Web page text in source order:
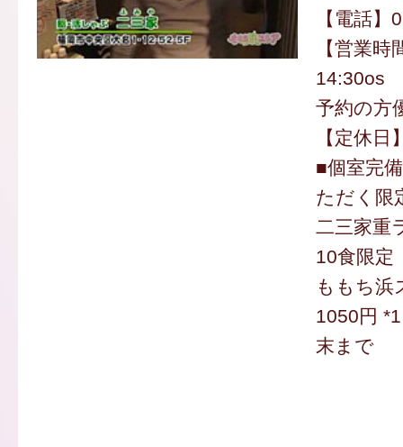
【電話
【営業時
14:30os
予約の方
【定休日
■個室完
ただく限
二三家重
10食限定
ももち
1050円
末まで